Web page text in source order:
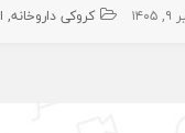
اجاره داروخانهکروکی داروخانه